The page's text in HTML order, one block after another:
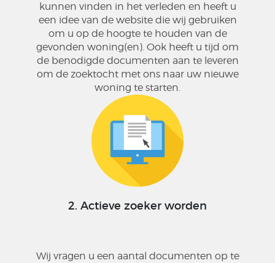
kunnen vinden in het verleden en heeft u
een idee van de website die wij gebruiken
om u op de hoogte te houden van de
gevonden woning(en). Ook heeft u tijd om
de benodigde documenten aan te leveren
om de zoektocht met ons naar uw nieuwe
woning te starten.
2. Actieve zoeker worden
Wij vragen u een aantal documenten op te